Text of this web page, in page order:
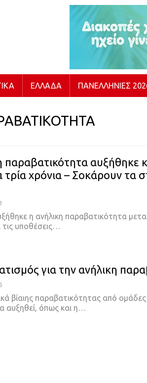
ΕΛΛΆΔΑ ΠΑΝΕΛΛΉΝΙΕΣ
παραβατικότητα αυξήθηκε
τρία χρόνια – Σοκάρουν τα
η ανήλικη παραβατικότητα
υποθέσεις…
για την ανήλικη
βίαιης παραβατικότητας από
αυξηθεί, όπως και η…